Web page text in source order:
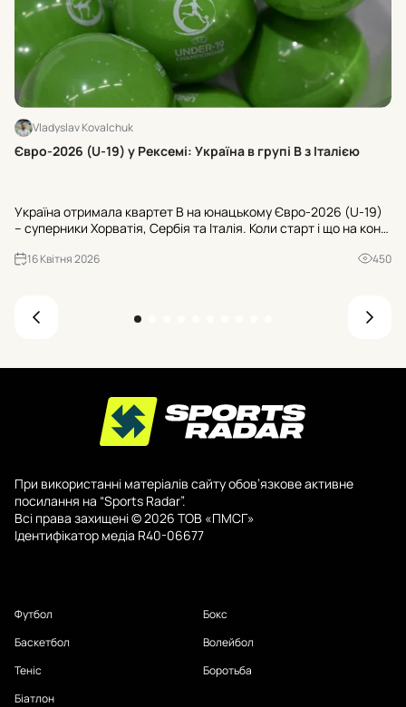
Vladyslav Kovalchuk
Євро-2026 (U-19) у Рексемі: Україна в групі В з Італією
Україна отримала квартет В на юнацькому Євро-2026 (U-19)
– суперники Хорватія, Сербія та Італія. Коли старт і що на кону
16 Квітня 2026 450
При використанні матеріалів сайту обов’язкове активне
посилання на “Sports Radar”.
Всі права захищені © 2026 ТОВ «ПМСГ»
Ідентифікатор медіа R40-06677
Футбол
Баскетбол
Теніс
Біатлон
Бокс
Волейбол
Боротьба